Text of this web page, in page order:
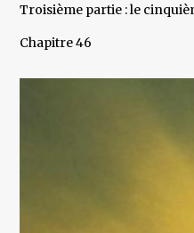
Troisième partie : le
Chapitre 46